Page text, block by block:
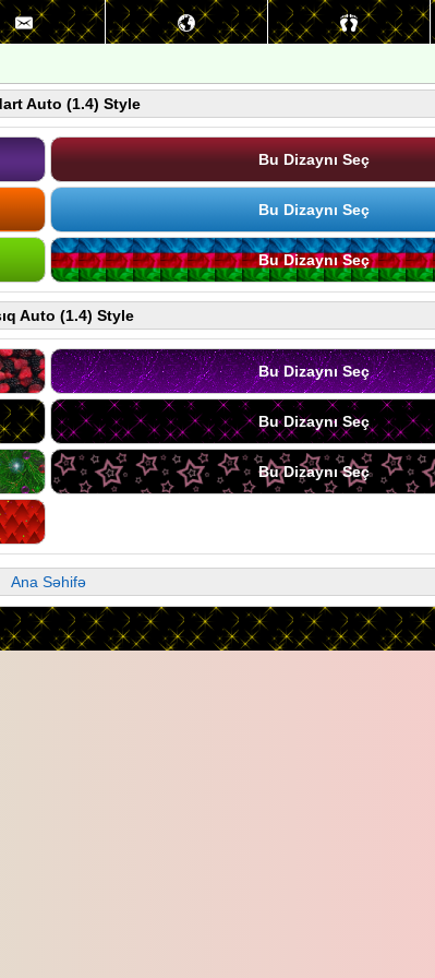
Auto (1.4) Style
Bu Dizaynı Seç
Bu Dizaynı Seç
Bu Dizaynı Seç
Auto (1.4) Style
Bu Dizaynı Seç
Bu Dizaynı Seç
Bu Dizaynı Seç
Ana Səhifə